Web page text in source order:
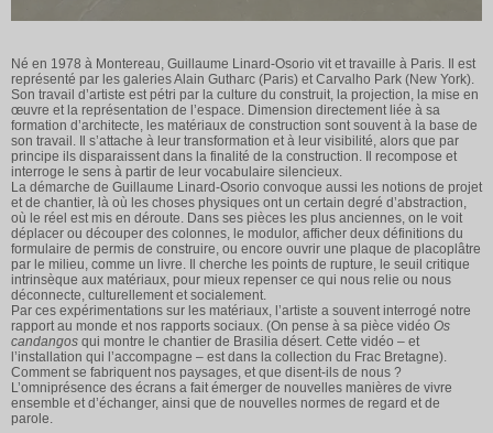
Né en 1978 à Montereau, Guillaume Linard-Osorio vit et travaille à Paris. Il est
représenté par les galeries Alain Gutharc (Paris) et Carvalho Park (New York).
Son travail d’artiste est pétri par la culture du construit, la projection, la mise en
œuvre et la représentation de l’espace. Dimension directement liée à sa
formation d’architecte, les matériaux de construction sont souvent à la base de
son travail. Il s’attache à leur transformation et à leur visibilité, alors que par
principe ils disparaissent dans la finalité de la construction. Il recompose et
interroge le sens à partir de leur vocabulaire silencieux.
La démarche de Guillaume Linard-Osorio convoque aussi les notions de projet
et de chantier, là où les choses physiques ont un certain degré d’abstraction,
où le réel est mis en déroute. Dans ses pièces les plus anciennes, on le voit
déplacer ou découper des colonnes, le modulor, afficher deux définitions du
formulaire de permis de construire, ou encore ouvrir une plaque de placoplâtre
par le milieu, comme un livre. Il cherche les points de rupture, le seuil critique
intrinsèque aux matériaux, pour mieux repenser ce qui nous relie ou nous
déconnecte, culturellement et socialement.
Par ces expérimentations sur les matériaux, l’artiste a souvent interrogé notre
rapport au monde et nos rapports sociaux. (On pense à sa pièce vidéo Os
candangos qui montre le chantier de Brasilia désert. Cette vidéo – et
l’installation qui l’accompagne – est dans la collection du Frac Bretagne).
Comment se fabriquent nos paysages, et que disent-ils de nous ?
L’omniprésence des écrans a fait émerger de nouvelles manières de vivre
ensemble et d’échanger, ainsi que de nouvelles normes de regard et de
parole.